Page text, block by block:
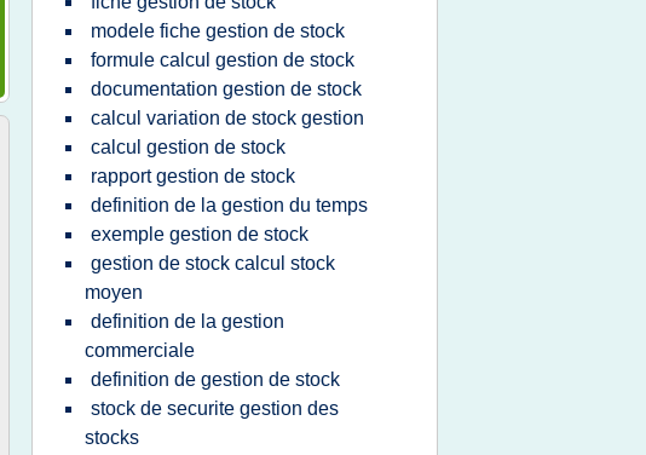
modele fiche gestion de stock
formule calcul gestion de stock
documentation gestion de stock
calcul variation de stock gestion
calcul gestion de stock
rapport gestion de stock
definition de la gestion du temps
exemple gestion de stock
gestion de stock calcul stock
moyen
definition de la gestion
commerciale
definition de gestion de stock
stock de securite gestion des
stocks